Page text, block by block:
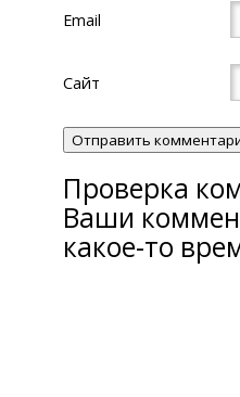
Email
Сайт
Проверка
Ваши
какое-то